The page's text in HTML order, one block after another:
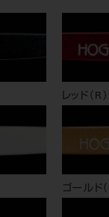
レッド（R）
ゴールド